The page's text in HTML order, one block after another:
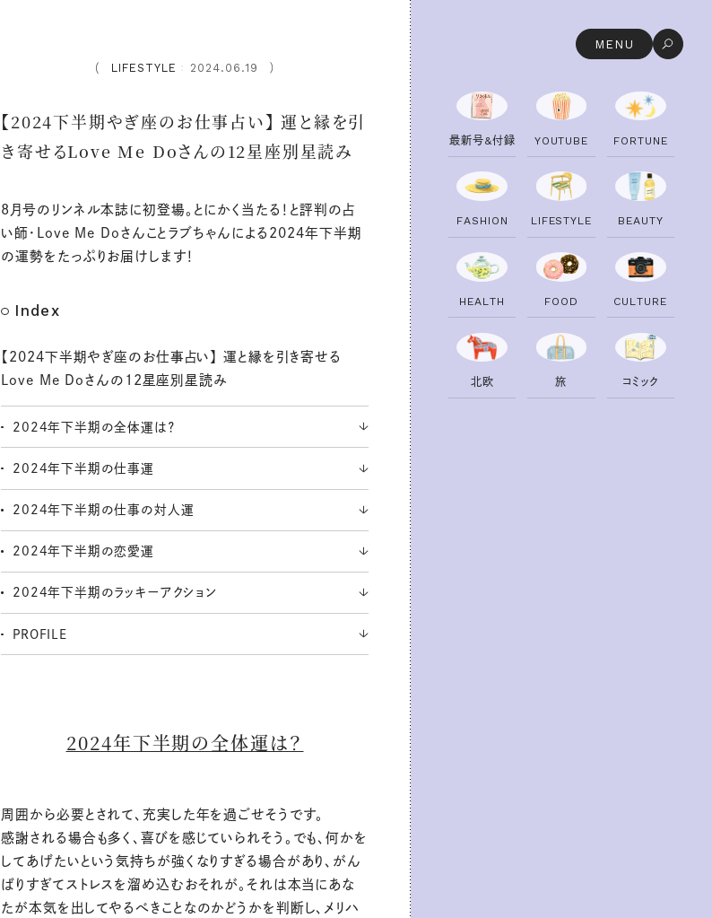
MENU
LIFESTYLE
： 2024.06.19
【2024下半期やぎ座のお仕事占い】 運と縁を引
き寄せるLove Me Doさんの12星座別星読み
8月号のリンネル本誌に初登場。とにかく当たる！と評判の占
い師・Love Me Doさんことラブちゃんによる2024年下半期
の運勢をたっぷりお届けします！
Index
【2024下半期やぎ座のお仕事占い】 運と縁を引き寄せる
Love Me Doさんの12星座別星読み
2024年下半期の全体運は？
2024年下半期の仕事運
2024年下半期の仕事の対人運
2024年下半期の恋愛運
2024年下半期のラッキーアクション
PROFILE
2024年下半期の全体運は？
周囲から必要とされて、充実した年を過ごせそうです。
感謝される場合も多く、喜びを感じていられそう。でも、何かを
してあげたいという気持ちが強くなりすぎる場合があり、がん
ばりすぎてストレスを溜め込むおそれが。それは本当にあな
たが本気を出してやるべきことなのかどうかを判断し、メリハ
最新号&付録 YO UTU B E FO RTU N E
FAS H I O N LI FESTYLE B EAUTY
H EALTH FO O D CU LTU RE
北欧 旅 コ ミ ック